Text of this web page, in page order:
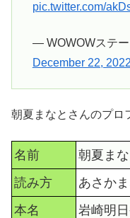
pic.twitter.com/
— WOWOWステ
December 22, 2022
朝夏まなとさんのプロ
名前
朝夏まな
読み方
あさか
本名
岩崎明